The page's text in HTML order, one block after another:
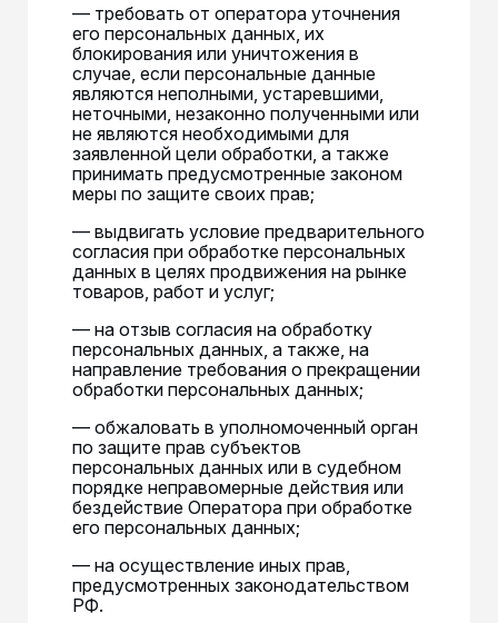
— требовать от оператора уточнения
его персональных данных, их
блокирования или уничтожения в
случае, если персональные данные
являются неполными, устаревшими,
неточными, незаконно полученными или
не являются необходимыми для
заявленной цели обработки, а также
принимать предусмотренные законом
меры по защите своих прав;
— выдвигать условие предварительного
согласия при обработке персональных
данных в целях продвижения на рынке
товаров, работ и услуг;
— на отзыв согласия на обработку
персональных данных, а также, на
направление требования о прекращении
обработки персональных данных;
— обжаловать в уполномоченный орган
по защите прав субъектов
персональных данных или в судебном
порядке неправомерные действия или
бездействие Оператора при обработке
его персональных данных;
— на осуществление иных прав,
предусмотренных законодательством
РФ.